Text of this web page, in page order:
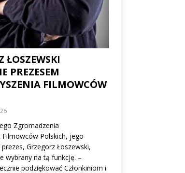
ŁOSZEWSKI
PREZESEM
FILMOWCÓW
Zgromadzenia
Filmowców Polskich, jego
Grzegorz Łoszewski,
wybrany na tą funkcję. –
podziękować Członkiniom i